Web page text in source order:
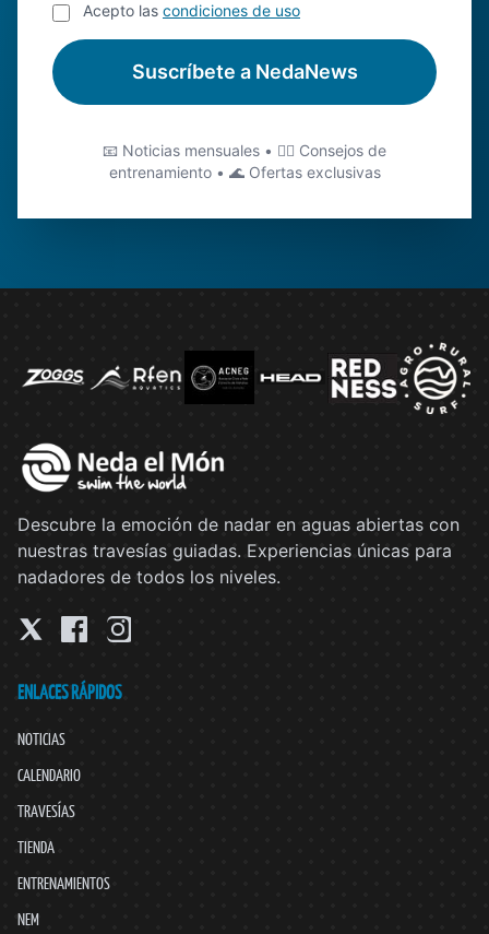
Acepto las condiciones de uso
Suscríbete a NedaNews
📧 Noticias mensuales • 🏊‍♂️ Consejos de
entrenamiento • 🌊 Ofertas exclusivas
Descubre la emoción de nadar en aguas abiertas con
nuestras travesías guiadas. Experiencias únicas para
nadadores de todos los niveles.
ENLACES RÁPIDOS
NOTICIAS
CALENDARIO
TRAVESÍAS
TIENDA
ENTRENAMIENTOS
NEM